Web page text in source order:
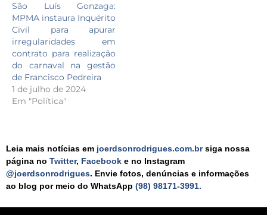
São Luís Gonzaga:
MPMA instaura Inquérito
Civil para apurar
irregularidades em
contrato para realização
do carnaval na gestão
de Francisco Pedreira
1 de julho de 2024
Em "Política"
Leia mais notícias em joerdsonrodrigues.com.brsiga nossa
página no Twitter, Facebook e no Instagram
@joerdsonrodrigues. Envie fotos, denúncias e informações
ao blog por meio do WhatsApp (98) 98171-3991.